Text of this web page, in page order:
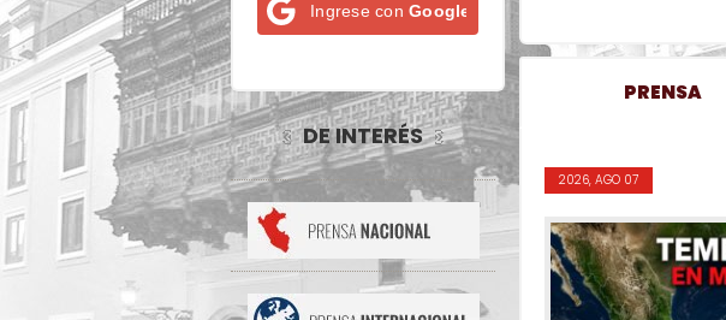
Ingrese con Google
DE INTERÉS
PRENSA
2026, AGO 07